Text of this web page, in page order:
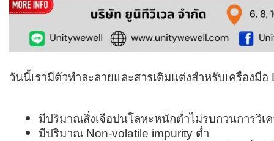
วันนี้เรามีตัวทำละลายและสารเติมแต่งสำหรับเครื่องมือ
มีปริมาณสิ่งเจือปนโลหะหนักต่ำไม่รบกวนการวิเ
มีปริมาณ Non-volatile impurity ต่ำ